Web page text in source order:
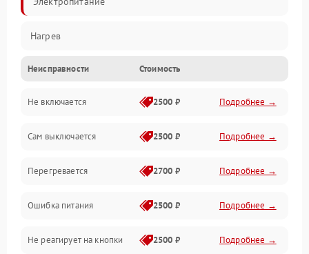
Нагрев
Неисправности Стоимость
Не включается 2500 ₽ Подробнее →
Сам выключается 2500 ₽ Подробнее →
Перегревается 2700 ₽ Подробнее →
Ошибка питания 2500 ₽ Подробнее →
Не реагирует на кнопки 2500 ₽ Подробнее →